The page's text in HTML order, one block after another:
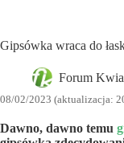
Gipsówka wraca do
Forum
08/02/2023 (aktualizacja:
Dawno, dawno temu